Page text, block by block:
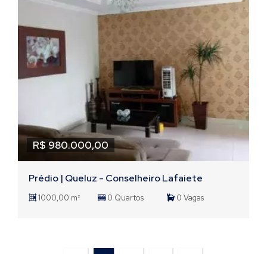
R$ 980.000,00
Prédio | Queluz - Conselheiro Lafaiete
1000,00 m² 0 Quartos 0 Vagas